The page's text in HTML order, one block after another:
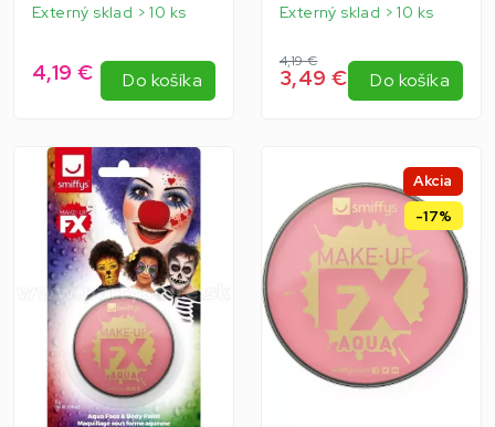
Externý sklad > 10 ks
4,19 € Do košíka
Externý sklad > 10 ks
4,19 €
3,49 € Do košíka
Akcia
-17%